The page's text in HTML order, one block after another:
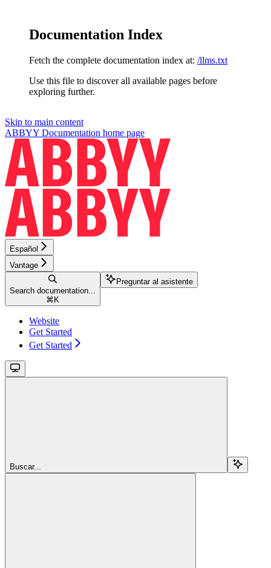
Documentation Index
Fetch the complete documentation index at: /llms.txt
Use this file to discover all available pages before
exploring further.
Skip to main content
ABBYY Documentation home page
Español
Vantage
Search documentation...
⌘ K
Preguntar al asistente
Website
Get Started
Get Started
Buscar...